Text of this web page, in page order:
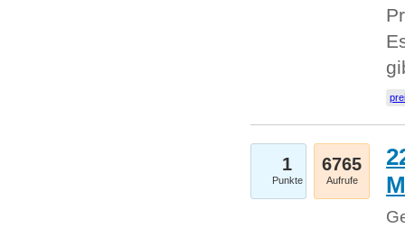
1
Punkte
6765
Aufrufe